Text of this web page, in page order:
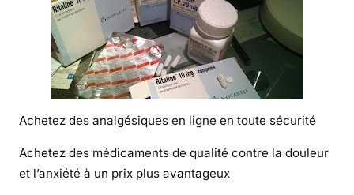
l
i
i
n
p
u
Achetez des analgésiques en ligne en toute sécurité
Achetez des médicaments de qualité contre la douleur
et l’anxiété à un prix plus avantageux